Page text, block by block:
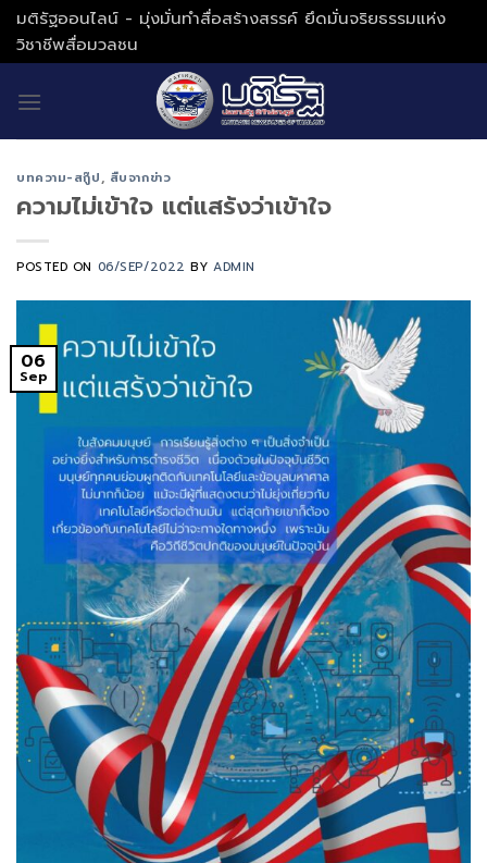
Skip
to
content
มติรัฐออนไลน์ - มุ่งมั่นทำสื่อสร้างสรรค์ ยึดมั่นจริยธรรมแห่ง
วิชาชีพสื่อมวลชน
บทความ-สกู๊ป, สืบจากข่าว
ความไม่เข้าใจ แต่แสร้งว่าเข้าใจ
POSTED ON 06/SEP/2022 BYADMIN
06
Sep